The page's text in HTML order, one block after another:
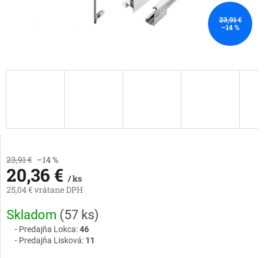
23,91 €
–14 %
23,91 € –14 %
20,36 € / ks
25,04 € vrátane DPH
Jednotková
cena:
Skladom (57 ks)
Predajňa Lokca:46
Predajňa Lisková: 11